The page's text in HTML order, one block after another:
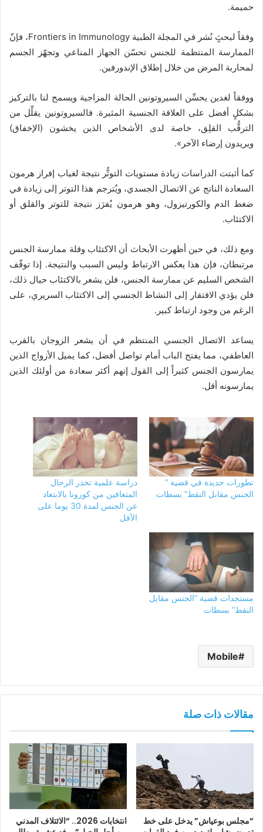
حميمة.
وفقاً لبحثٍ نُشر في المجلة الطبية Frontiers in Immunology، فإنّ
الممارسة المنتظمة للجنس تحسّن الجهاز المناعي وتجهّز الجسم
لمحاربة المرض من خلال إطلاق الإندورفين.
ووفقاً لغدين يحسِّن السيروتونين الحالة المزاجية ويسمح لنا بالتركيز
بشكلٍ أفضل على العلاقة الجنسية المثيرة. فالسيروتونين يقلِّل من
الترقُّب القلِق، خاصة لدى الأشخاص الذين يخشون (الإخفاق)
ويريدون إرضاء الآخر».
كما أثبتت الدراسات زيادة مستويات التوتُّر نتيجة لغياب إفراز هرمون
السعادة الناتج عن الاتصال الجسدي، ويُترجم هذا التوتر إلى زيادة في
ضغط الدم والكورتيزول، وهو هرمون يُفرَز نتيجة للتوتر والقلق أو
الاكتئاب.
ومع ذلك، في حين أظهرت الأبحاث أن الاكتئاب وقلة ممارسة الجنس
مرتبطان، فإن هذا يعكس الارتباط وليس السبب والنتيجة. إذا توقّف
الشخص السليم عن ممارسة الجنس، فلن يشعر بالاكتئاب حيال ذلك،
فلن يؤدي الافتقار إلى النشاط الجنسي إلى الاكتئاب السريري، على
الرغم من وجود ارتباط كبير.
يساعد الاتصال الجنسي المنتظم في أن يشعر الزوجان بالقرب
العاطفي، مما يفتح الباب أمام تواصل أفضل، كما يميل الأزواج الذين
يمارسون الجنس كثيراً إلى القول إنهم أكثر سعادة من أولئك الذين
يمارسونه أقل.
تطورات جديدة في قضية ”
الجنس مقابل النقط” بسطات
دراسة علمية تحذر الرجال
المتعافين من كورونا بالابتعاد
عن الجنس لمدة 30 يوما على
الأقل
مستجدات قضية “الجنس مقابل
النقط” بسطات
Mobile
مقالات ذات صلة
“مجلس بوعياش” يدخل على خط
انتخابات 2026.. “الائتلاف المدني